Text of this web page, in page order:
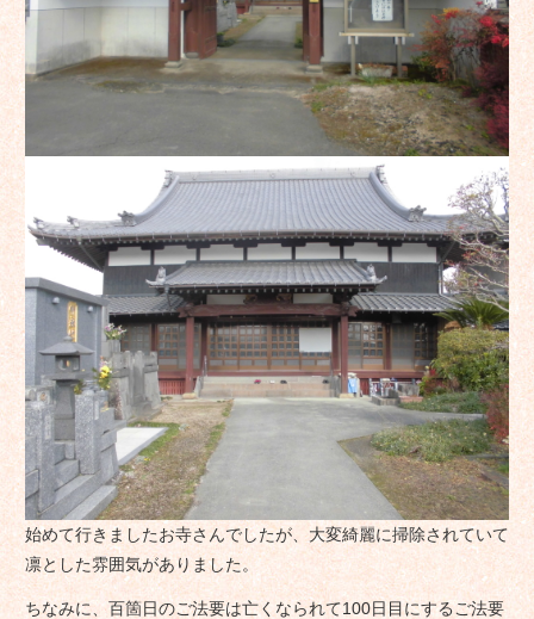
始めて行きましたお寺さんでしたが、大変綺麗に掃除されていて
凛とした雰囲気がありました。
ちなみに、百箇日のご法要は亡くなられて100日目にするご法要